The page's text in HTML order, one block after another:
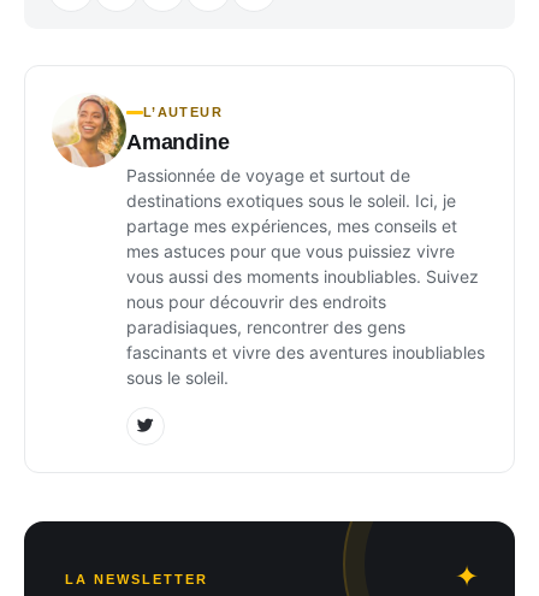
L’AUTEUR
Amandine
Passionnée de voyage et surtout de
destinations exotiques sous le soleil. Ici, je
partage mes expériences, mes conseils et
mes astuces pour que vous puissiez vivre
vous aussi des moments inoubliables. Suivez
nous pour découvrir des endroits
paradisiaques, rencontrer des gens
fascinants et vivre des aventures inoubliables
sous le soleil.
LA NEWSLETTER